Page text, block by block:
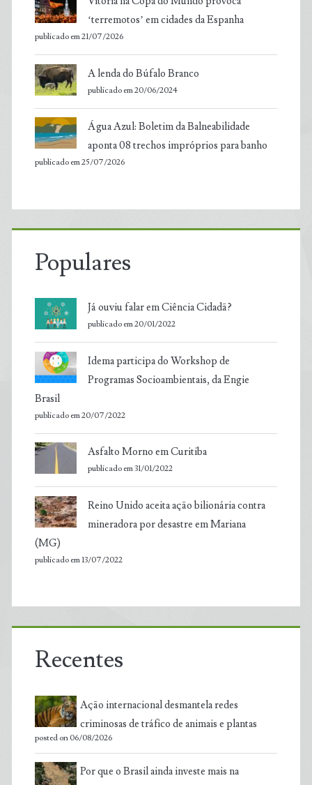
‘terremotos’ em cidades da Espanha
publicado em 21/07/2026
A lenda do Búfalo Branco
publicado em 20/06/2024
Água Azul: Boletim da Balneabilidade
aponta 08 trechos impróprios para banho
publicado em 25/07/2026
Populares
Já ouviu falar em Ciência Cidadã?
publicado em 20/01/2022
Idema participa do Workshop de
Programas Socioambientais, da Engie
Brasil
publicado em 20/07/2022
Asfalto Morno em Curitiba
publicado em 31/01/2022
Reino Unido aceita ação bilionária contra
mineradora por desastre em Mariana
(MG)
publicado em 13/07/2022
Recentes
Ação internacional desmantela redes
criminosas de tráfico de animais e plantas
posted on 06/08/2026
Por que o Brasil ainda investe mais na